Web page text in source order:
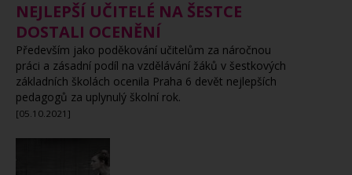
NEJLEPŠÍ UČITELÉ NA ŠESTCE
DOSTALI OCENĚNÍ
Především jako poděkování učitelům za náročnou
práci a zásadní podíl na vzdělávání žáků v šestkových
základních školách ocenila Praha 6 devět nejlepších
pedagogů za uplynulý školní rok.
[05.10.2021]